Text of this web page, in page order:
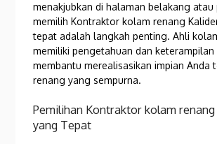
menakjubkan di halaman belakang atau
memilih Kontraktor kolam renang
tepat adalah langkah penting. Ahli
memiliki pengetahuan dan keterampilan
membantu merealisasikan impian Anda
renang yang sempurna.
Pemilihan Kontraktor kolam renang
yang Tepat